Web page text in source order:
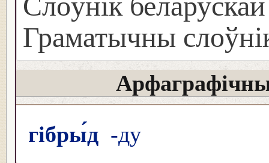
Граматычны
гібры́д -ду